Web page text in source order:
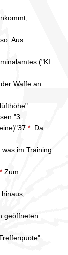
Aus
("KI
Waffe an
"3
37 *. Da
im Training
* Zum
geöffneten